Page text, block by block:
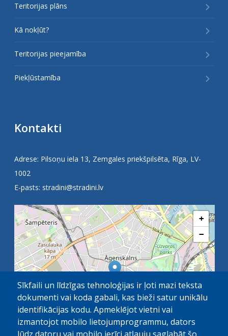
Teritorijas plāns
Kā nokļūt?
Teritorijas pieejamība
Piekļūstamība
Kontakti
Adrese: Pilsoņu iela 13, Zemgales priekšpilsēta, Rīga, LV-
1002
E-pasts: stradini@stradini.lv
+
−
Sīkfaili un līdzīgas tehnoloģijas ir ļoti mazi teksta
dokumenti vai koda gabali, kas bieži satur unikālu
identifikācijas kodu. Apmeklējot vietni vai
izmantojot mobilo lietojumprogrammu, dators